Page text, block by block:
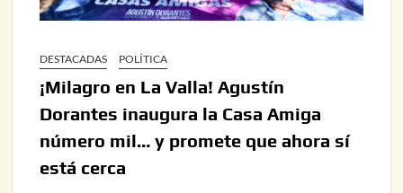
DESTACADAS POLÍTICA
¡Milagro en La Valla! Agustín
Dorantes inaugura la Casa Amiga
número mil… y promete que ahora sí
está cerca